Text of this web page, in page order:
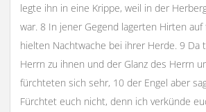
legte ihn in eine Krippe, weil in der
war. 8 In jener Gegend lagerten Hirten auf
hielten Nachtwache bei ihrer Herde. 9 Da
Herrn zu ihnen und der Glanz des Herrn
fürchteten sich sehr, 10 der Engel aber
Fürchtet euch nicht, denn ich verkünde